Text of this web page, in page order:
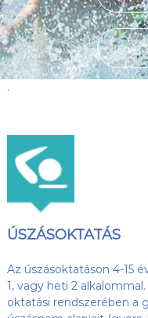
s
ü
l
e
l
u
b
,
a
z
E
o
a
.
ÚSZÁSOKTATÁS
Az úszásoktatáson 4-15
1, vagy heti 2
oktatási rendszerében a